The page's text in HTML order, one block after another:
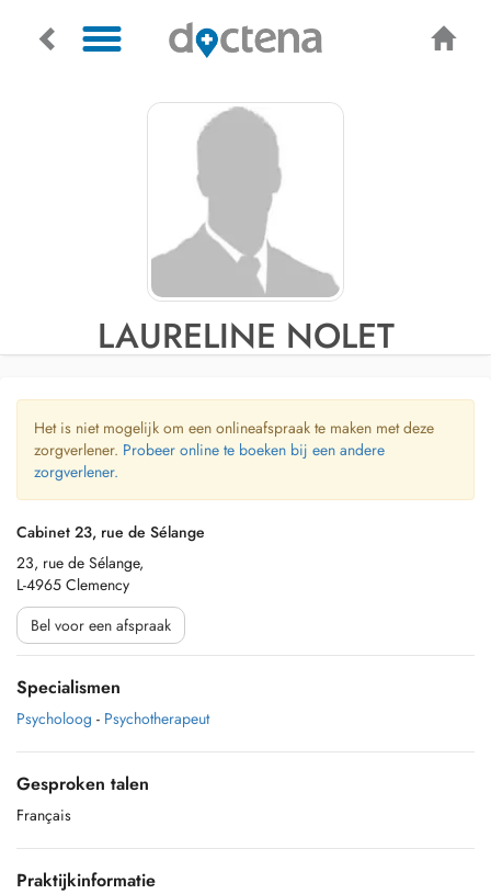
LAURELINE NOLET
Het is niet mogelijk om een onlineafspraak te maken met deze
zorgverlener. Probeer online te boeken bij een andere
zorgverlener.
Cabinet 23, rue de Sélange
23, rue de Sélange,
L-4965 Clemency
Bel voor een afspraak
Specialismen
Psycholoog - Psychotherapeut
Gesproken talen
Français
Praktijkinformatie